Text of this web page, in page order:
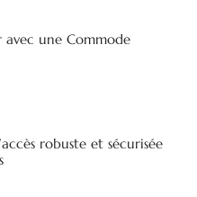
une Commode
robuste et sécurisée